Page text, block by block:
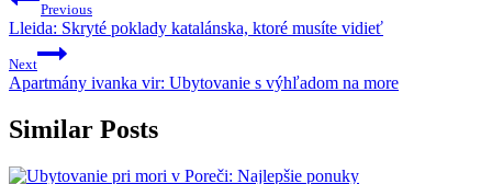
Previous
Lleida: Skryté poklady katalánska, ktoré musíte vidieť
Next
Apartmány ivanka vir: Ubytovanie s výhľadom na more
Similar Posts